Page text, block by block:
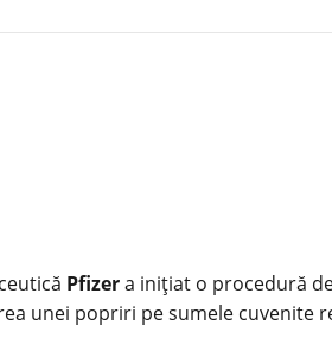
Pfizera inițiat o procedură
unei popriri pe sumele cuvenite